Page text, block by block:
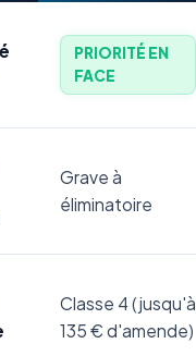
PRIORITÉ EN
FACE
Grave à
éliminatoire
Classe 4 (jusqu'à
135 € d'amende)